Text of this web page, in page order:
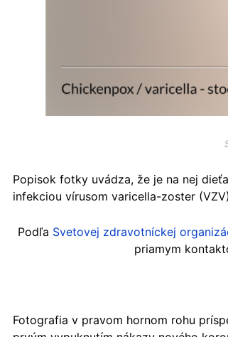
Popisok fotky uvádza, že je na nej
infekciou vírusom varicella-zoster
Podľa Svetovej zdravotníckej
priamym
Fotografia v pravom hornom rohu